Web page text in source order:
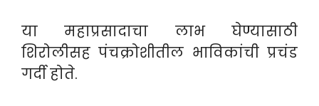
या महाप्रसादाचा लाभ घेण्यासाठी
शिरोलीसह पंचक्रोशीतील भाविकांची प्रचंड
गर्दी होते.